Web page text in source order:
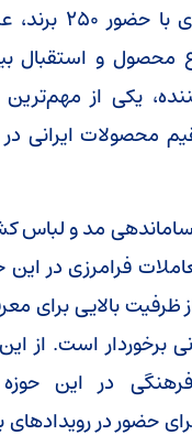
اسلامی هدی با
یکی از
ساماندهی مد و لباس
فرامرزی در این
ظرفیت بالایی برای
برخوردار است. از
در این
حضور در رویدادهای